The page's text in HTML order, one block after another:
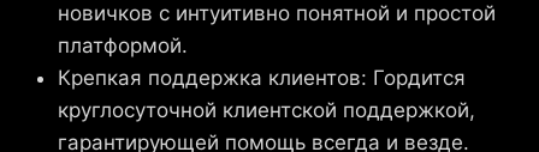
новичков с интуитивно понятной и простой
платформой.
Крепкая поддержка клиентов: Гордится
круглосуточной клиентской поддержкой,
гарантирующей помощь всегда и везде.